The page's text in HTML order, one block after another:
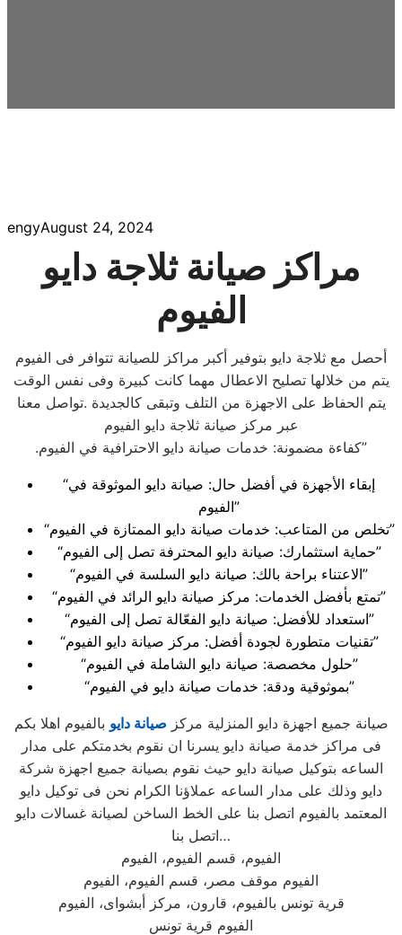
engyAugust 24, 2024
مراكز صيانة ثلاجة دايو
الفيوم
أحصل مع ثلاجة دايو بتوفير أكبر مراكز للصيانة تتوافر فى الفيوم
يتم من خلالها تصليح الاعطال مهما كانت كبيرة وفى نفس الوقت
يتم الحفاظ على الاجهزة من التلف وتبقى كالجديدة .تواصل معنا
عبر مركز صيانة ثلاجة دايو الفيوم
.كفاءة مضمونة: خدمات صيانة دايو الاحترافية في الفيوم”
“إبقاء الأجهزة في أفضل حال: صيانة دايو الموثوقة في
الفيوم”
“تخلص من المتاعب: خدمات صيانة دايو الممتازة في الفيوم”
“حماية استثمارك: صيانة دايو المحترفة تصل إلى الفيوم”
“الاعتناء براحة بالك: صيانة دايو السلسة في الفيوم”
“تمتع بأفضل الخدمات: مركز صيانة دايو الرائد في الفيوم”
“استعداد للأفضل: صيانة دايو الفعّالة تصل إلى الفيوم”
“تقنيات متطورة لجودة أفضل: مركز صيانة دايو الفيوم”
“حلول مخصصة: صيانة دايو الشاملة في الفيوم”
“بموثوقية ودقة: خدمات صيانة دايو في الفيوم”
صيانة جميع اجهزة دايو المنزلية مركز صيانة دايو بالفيوم اهلا بكم
فى مراكز خدمة صيانة دايو يسرنا ان نقوم بخدمتكم على مدار
الساعه بتوكيل صيانة دايو حيث نقوم بصيانة جميع اجهزة شركة
دايو وذلك على مدار الساعه عملاؤنا الكرام نحن فى توكيل دايو
المعتمد بالفيوم اتصل بنا على الخط الساخن لصيانة غسالات دايو
اتصل بنا…
الفيوم، قسم الفيوم، الفيوم
الفيوم موقف مصر، قسم الفيوم، الفيوم
قرية تونس بالفيوم، قارون، مركز أبشواى، الفيوم
الفيوم قرية تونس